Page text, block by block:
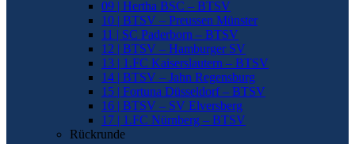
09 | Hertha BSC – BTSV
10 | BTSV – Preussen Münster
11 | SC Paderborn – BTSV
12 | BTSV – Hamburger SV
13 | 1.FC Kaiserslautern – BTSV
14 | BTSV – Jahn Regensburg
15 | Fortuna Düsseldorf – BTSV
16 | BTSV – SV Elversberg
17 | 1.FC Nürnberg – BTSV
Rückrunde